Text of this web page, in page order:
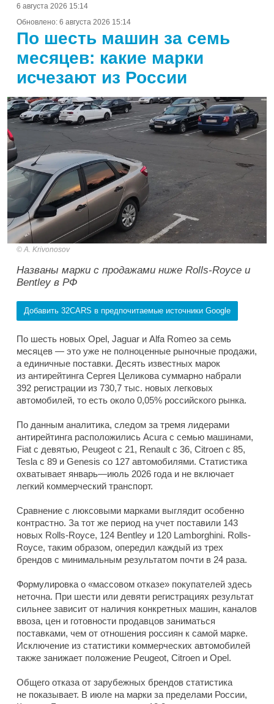
6 августа 2026 15:14
Обновлено: 6 августа 2026 15:14
По шесть машин за семь
месяцев: какие марки
исчезают из России
A. Krivonosov
Названы марки с продажами ниже Rolls-Royce и
Bentley в РФ
Добавить 32CARS в предпочитаемые источники Google
По шесть новых Opel, Jaguar и Alfa Romeo за семь
месяцев — это уже не полноценные рыночные продажи,
а единичные поставки. Десять известных марок
из антирейтинга Сергея Целикова суммарно набрали
392 регистрации из 730,7 тыс. новых легковых
автомобилей, то есть около 0,05% российского рынка.
По данным аналитика, следом за тремя лидерами
антирейтинга расположились Acura с семью машинами,
Fiat с девятью, Peugeot с 21, Renault с 36, Citroen с 85,
Tesla с 89 и Genesis со 127 автомобилями. Статистика
охватывает январь—июль 2026 года и не включает
легкий коммерческий транспорт.
Сравнение с люксовыми марками выглядит особенно
контрастно. За тот же период на учет поставили 143
новых Rolls-Royce, 124 Bentley и 120 Lamborghini. Rolls-
Royce, таким образом, опередил каждый из трех
брендов с минимальным результатом почти в 24 раза.
Формулировка о «массовом отказе» покупателей здесь
неточна. При шести или девяти регистрациях результат
сильнее зависит от наличия конкретных машин, каналов
ввоза, цен и готовности продавцов заниматься
поставками, чем от отношения россиян к самой марке.
Исключение из статистики коммерческих автомобилей
также занижает положение Peugeot, Citroen и Opel.
Общего отказа от зарубежных брендов статистика
не показывает. В июле на марки за пределами России,